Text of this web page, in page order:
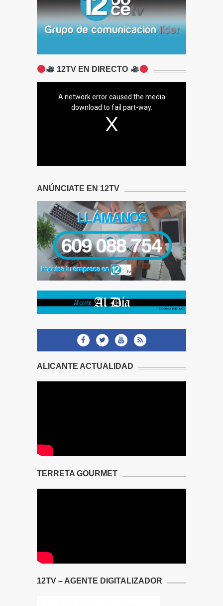
12TV EN DIRECTO
A network error caused the media
download to fail part-way.
ANÚNCIATE EN 12TV
ALICANTE ACTUALIDAD
TERRETA GOURMET
12TV – AGENTE DIGITALIZADOR